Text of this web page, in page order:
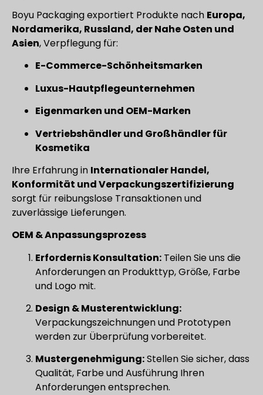
Boyu Packaging exportiert Produkte nach Europa,
Nordamerika, Russland, der Nahe Osten und
Asien, Verpflegung für:
E-Commerce-Schönheitsmarken
Luxus-Hautpflegeunternehmen
Eigenmarken und OEM-Marken
Vertriebshändler und Großhändler für
Kosmetika
Ihre Erfahrung in Internationaler Handel,
Konformität und Verpackungszertifizierung
sorgt für reibungslose Transaktionen und
zuverlässige Lieferungen.
OEM & Anpassungsprozess
Erfordernis Konsultation: Teilen Sie uns die
Anforderungen an Produkttyp, Größe, Farbe
und Logo mit.
Design & Musterentwicklung:
Verpackungszeichnungen und Prototypen
werden zur Überprüfung vorbereitet.
Mustergenehmigung:Stellen Sie sicher, dass
Qualität, Farbe und Ausführung Ihren
Anforderungen entsprechen.